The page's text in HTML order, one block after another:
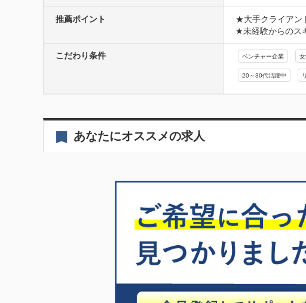
推薦ポイント
★大手クライアン
★未経験からのス
こだわり条件 ベンチャー企業
20～30代活躍中
あなたにオススメの求人